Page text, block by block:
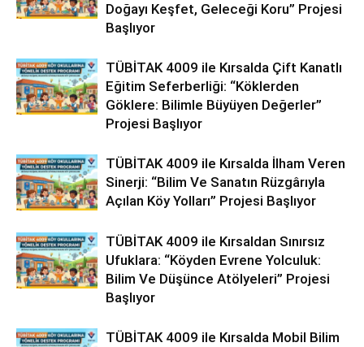
Doğayı Keşfet, Geleceği Koru” Projesi
Başlıyor
TÜBİTAK 4009 ile Kırsalda Çift Kanatlı
Eğitim Seferberliği: “Köklerden
Göklere: Bilimle Büyüyen Değerler”
Projesi Başlıyor
TÜBİTAK 4009 ile Kırsalda İlham Veren
Sinerji: “Bilim Ve Sanatın Rüzgârıyla
Açılan Köy Yolları” Projesi Başlıyor
TÜBİTAK 4009 ile Kırsaldan Sınırsız
Ufuklara: “Köyden Evrene Yolculuk:
Bilim Ve Düşünce Atölyeleri” Projesi
Başlıyor
TÜBİTAK 4009 ile Kırsalda Mobil Bilim